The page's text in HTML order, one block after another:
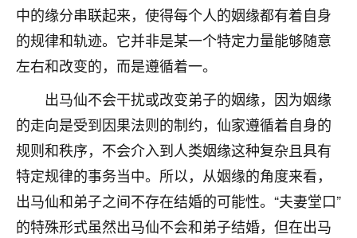
中的缘分串联起来，使得每个人的姻缘都有着自身
的规律和轨迹。它并非是某一个特定力量能够随意
左右和改变的，而是遵循着一。
出马仙不会干扰或改变弟子的姻缘，因为姻缘
的走向是受到因果法则的制约，仙家遵循着自身的
规则和秩序，不会介入到人类姻缘这种复杂且具有
特定规律的事务当中。所以，从姻缘的角度来看，
出马仙和弟子之间不存在结婚的可能性。“夫妻堂口”
的特殊形式虽然出马仙不会和弟子结婚，但在出马
3小时前 来自河北 16
付深
我是公司人事调整，有升迁机会，但同时竞争的我们
三个，找老师的时候是抱着侥幸心理，没想到老师看
着我晋升有望，我半信半疑的按照老师建议，做了化
太岁还有一个发钱粮，本来年前的人事调整，拖到年
后，我以为都没戏了，结果开年一上班，开会提拔升
职第一个就是我，职务无所谓，主要是底薪加了
3000，非常开心，无论如何，感恩感谢！🙏🏻
鹿森：恭喜升职加薪！！，请客吗？�